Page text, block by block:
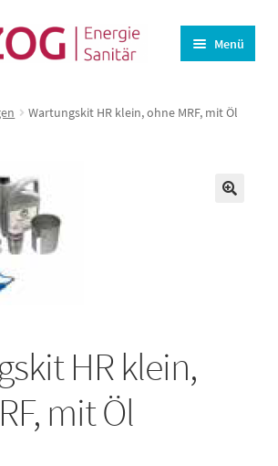
Menü
öffnen
Wartungskit HR klein, ohne MRF, mit Öl
HR klein,
mit Öl